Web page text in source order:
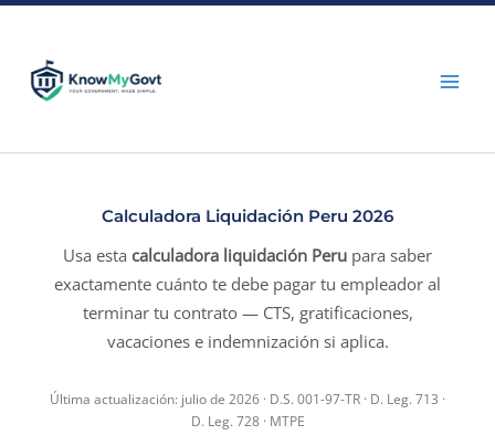
content
Calculadora Liquidación Peru 2026
Usa esta calculadora liquidación Peru para saber
exactamente cuánto te debe pagar tu empleador al
terminar tu contrato — CTS, gratificaciones,
vacaciones e indemnización si aplica.
Última actualización: julio de 2026 · D.S. 001-97-TR · D. Leg. 713 ·
D. Leg. 728 · MTPE